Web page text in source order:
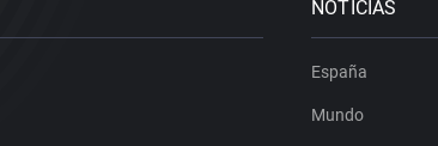
NOTICIAS
España
Mundo